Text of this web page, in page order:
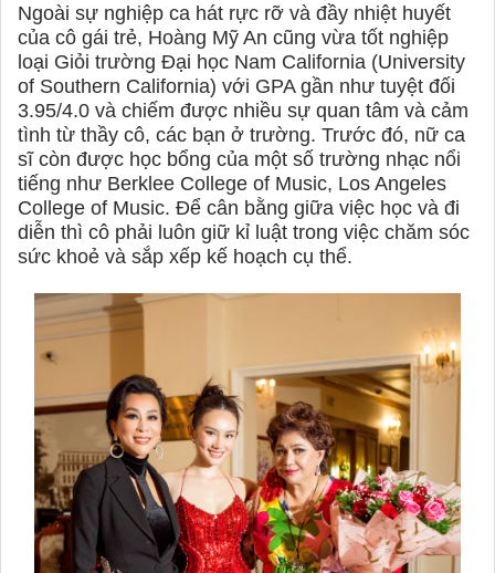
Ngoài sự nghiệp ca hát rực rỡ và đầy nhiệt huyết
của cô gái trẻ, Hoàng Mỹ An cũng vừa tốt nghiệp
loại Giỏi trường Đại học Nam California (University
of Southern California) với GPA gần như tuyệt đối
3.95/4.0 và chiếm được nhiều sự quan tâm và cảm
tình từ thầy cô, các bạn ở trường. Trước đó, nữ ca
sĩ còn được học bổng của một số trường nhạc nổi
tiếng như Berklee College of Music, Los Angeles
College of Music. Để cân bằng giữa việc học và đi
diễn thì cô phải luôn giữ kỉ luật trong việc chăm sóc
sức khoẻ và sắp xếp kế hoạch cụ thể.